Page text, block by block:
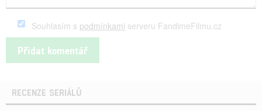
Souhlasím s podmínkami serveru FandimeFilmu.cz
RECENZE SERIÁLŮ